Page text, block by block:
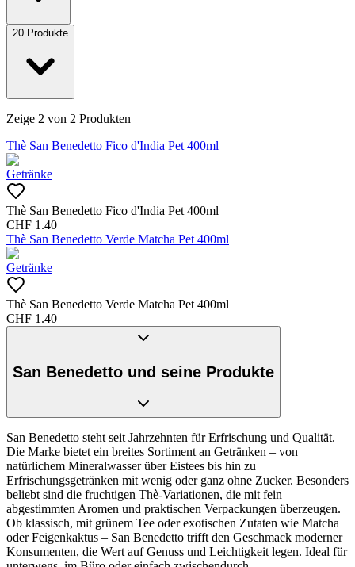
20 Produkte
Zeige 2 von 2 Produkten
Thè San Benedetto Fico d'India Pet 400ml
Getränke
Thè San Benedetto Fico d'India Pet 400ml
CHF 1.40
Thè San Benedetto Verde Matcha Pet 400ml
Getränke
Thè San Benedetto Verde Matcha Pet 400ml
CHF 1.40
San Benedetto und seine Produkte
San Benedetto steht seit Jahrzehnten für Erfrischung und Qualität.
Die Marke bietet ein breites Sortiment an Getränken – von
natürlichem Mineralwasser über Eistees bis hin zu
Erfrischungsgetränken mit wenig oder ganz ohne Zucker. Besonders
beliebt sind die fruchtigen Thè-Variationen, die mit fein
abgestimmten Aromen und praktischen Verpackungen überzeugen.
Ob klassisch, mit grünem Tee oder exotischen Zutaten wie Matcha
oder Feigenkaktus – San Benedetto trifft den Geschmack moderner
Konsumenten, die Wert auf Genuss und Leichtigkeit legen. Ideal für